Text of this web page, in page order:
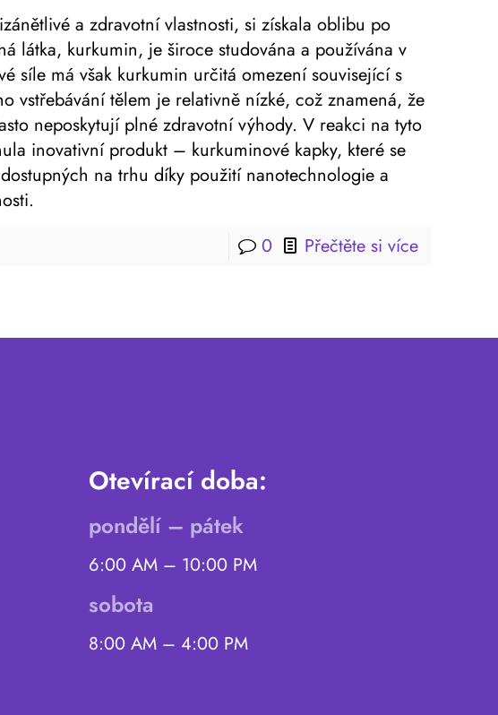
a zdravotní vlastnosti, si získala oblibu po
látka, kurkumin, je široce studována a používána v
síle má však kurkumin určitá omezení související s
vstřebávání tělem je relativně nízké, což znamená, že
neposkytují plné zdravotní výhody. V reakci na tyto
inovativní produkt – kurkuminové kapky, které se
na trhu díky použití nanotechnologie a
0 Přečtěte si více
Otevírací doba:
pondělí – pátek
6:00 AM – 10:00 PM
sobota
8:00 AM – 4:00 PM